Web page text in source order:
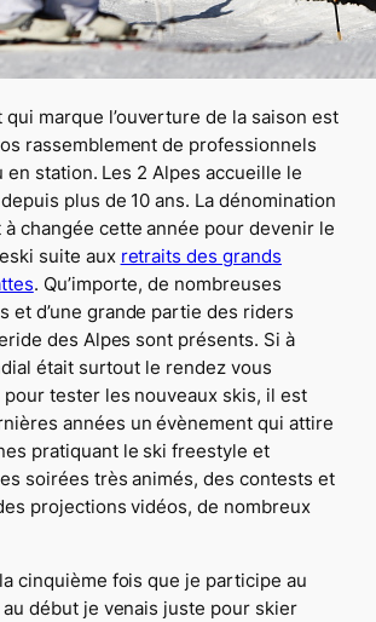
marque l’ouverture de la saison est
rassemblement de professionnels
en station. Les 2 Alpes accueille le
plus de 10 ans. La dénomination
à changée cette année pour devenir le
suite aux retraits des grands
. Qu’importe, de nombreuses
et d’une grande partie des riders
des Alpes sont présents. Si à
était surtout le rendez vous
tester les nouveaux skis, il est
années un évènement qui attire
pratiquant le ski freestyle et
soirées très animés, des contests et
projections vidéos, de nombreux
cinquième fois que je participe au
début je venais juste pour skier